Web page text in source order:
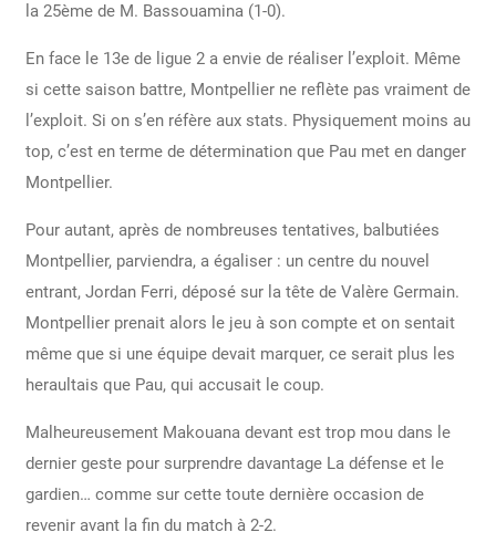
la 25ème de M. Bassouamina (1-0).
En face le 13e de ligue 2 a envie de réaliser l’exploit. Même
si cette saison battre, Montpellier ne reflète pas vraiment de
l’exploit. Si on s’en réfère aux stats. Physiquement moins au
top, c’est en terme de détermination que Pau met en danger
Montpellier.
Pour autant, après de nombreuses tentatives, balbutiées
Montpellier, parviendra, a égaliser : un centre du nouvel
entrant, Jordan Ferri, déposé sur la tête de Valère Germain.
Montpellier prenait alors le jeu à son compte et on sentait
même que si une équipe devait marquer, ce serait plus les
heraultais que Pau, qui accusait le coup.
Malheureusement Makouana devant est trop mou dans le
dernier geste pour surprendre davantage La défense et le
gardien… comme sur cette toute dernière occasion de
revenir avant la fin du match à 2-2.